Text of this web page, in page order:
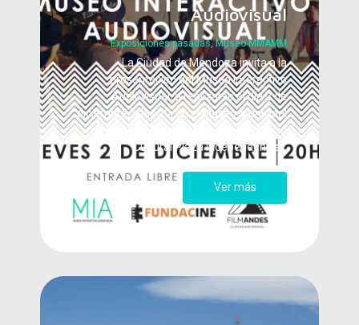
Audiovisual
Exposiciones pasadas,Museo MMAMM
La Ciudad de Mendoza invita a la
presentación del Museo Interactivo
Audiovisual, a realizarse el día 2 de
diciembre, a las 20, en el Museo Municipal
de Arte Moderno Mendoza (Espacio
Cultural Plaza Independencia).
Ver más